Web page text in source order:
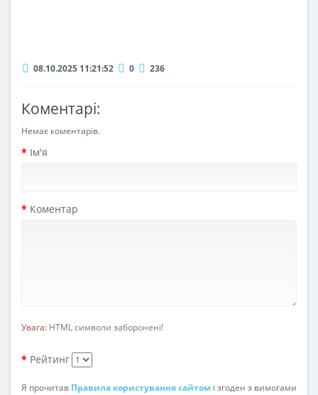
08.10.2025 11:21:52 0 236
Коментарі:
Немає коментарів.
Ім'я
Коментар
Увага: HTML символи заборонені!
Рейтинг
Я прочитав Правила користування сайтом і згоден з вимогами